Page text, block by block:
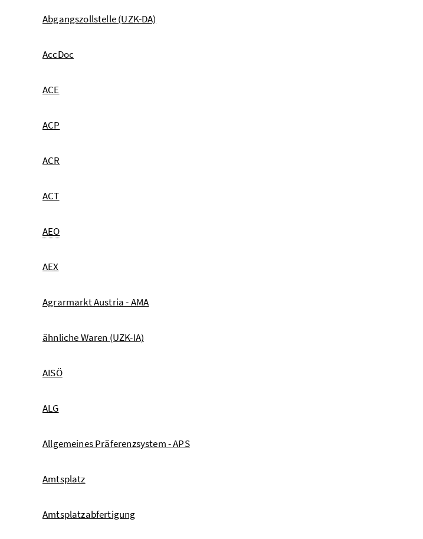
Abgangszollstelle (UZK-DA)
AccDoc
ACE
ACP
ACR
ACT
AEO
AEX
Agrarmarkt Austria - AMA
ähnliche Waren (UZK-IA)
AISÖ
ALG
Allgemeines Präferenzsystem - APS
Amtsplatz
Amtsplatzabfertigung